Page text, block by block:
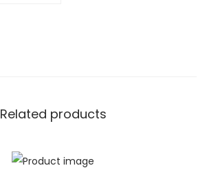
Related products